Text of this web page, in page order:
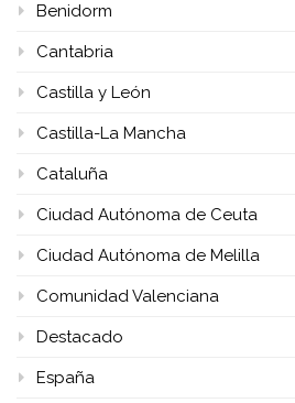
Benidorm
Cantabria
Castilla y León
Castilla-La Mancha
Cataluña
Ciudad Autónoma de Ceuta
Ciudad Autónoma de Melilla
Comunidad Valenciana
Destacado
España